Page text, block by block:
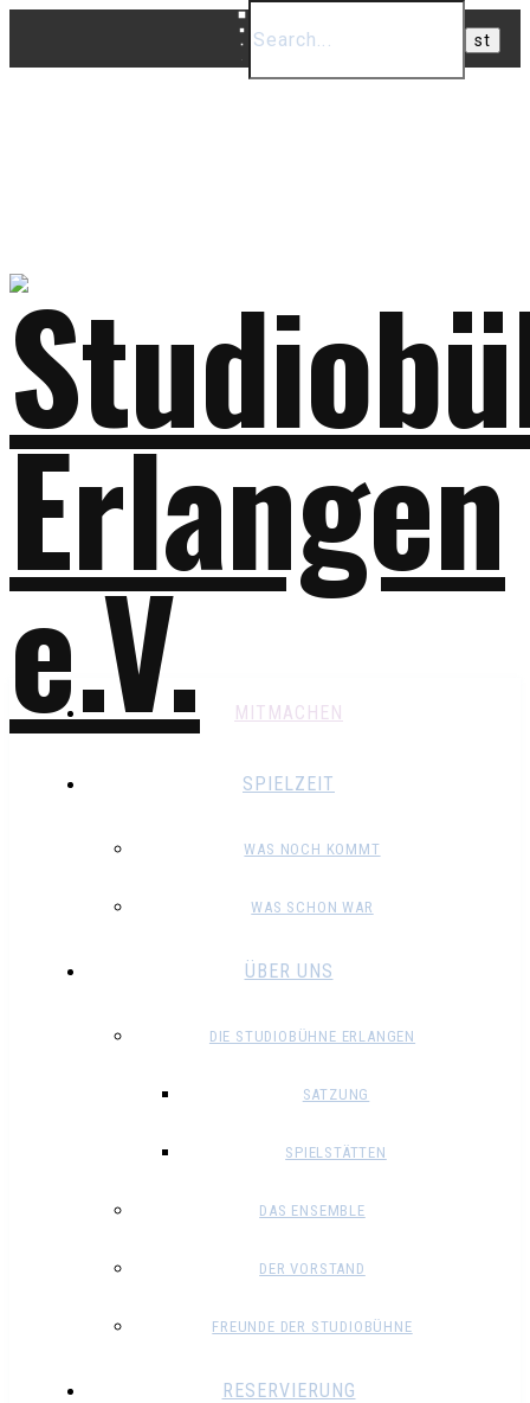
MITMACHEN
SPIELZEIT
WAS NOCH KOMMT
WAS SCHON WAR
ÜBER UNS
DIE STUDIOBÜHNE ERLANGEN
SATZUNG
SPIELSTÄTTEN
DAS ENSEMBLE
DER VORSTAND
FREUNDE DER STUDIOBÜHNE
RESERVIERUNG